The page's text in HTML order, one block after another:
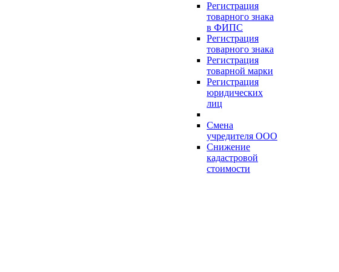
Регистрация
товарного знака
в ФИПС
Регистрация
товарного знака
Регистрация
товарной марки
Регистрация
юридических
лиц
Смена
учредителя ООО
Снижение
кадастровой
стоимости